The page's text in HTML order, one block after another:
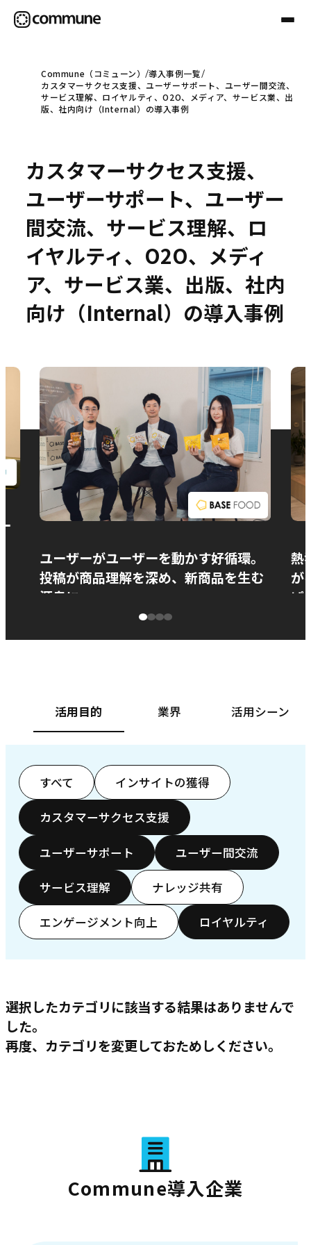
Communeについて
事例
セミナー
お役立ち情報
Commune（コミューン）
導入事例一覧
カスタマーサクセス支援、ユーザーサポート、ユーザー間交流、
サービス理解、ロイヤルティ、O2O、メディア、サービス業、出
版、社内向け（Internal）の導入事例
カスタマーサクセス支援、
ユーザーサポート、ユーザー
間交流、サービス理解、ロ
イヤルティ、O2O、メディ
ア、サービス業、出版、社内
向け（Internal）の導入事例
ユーザーがユーザーを動かす好循環。
投稿が商品理解を深め、新商品を生む
源泉に
熱
が
ぱ
活用目的 業界 活用シーン
すべて インサイトの獲得
カスタマーサクセス支援
ユーザーサポート ユーザー間交流
サービス理解 ナレッジ共有
エンゲージメント向上 ロイヤルティ
選択したカテゴリに該当する結果はありませんで
した。
再度、カテゴリを変更しておためしください。
Commune導入企業